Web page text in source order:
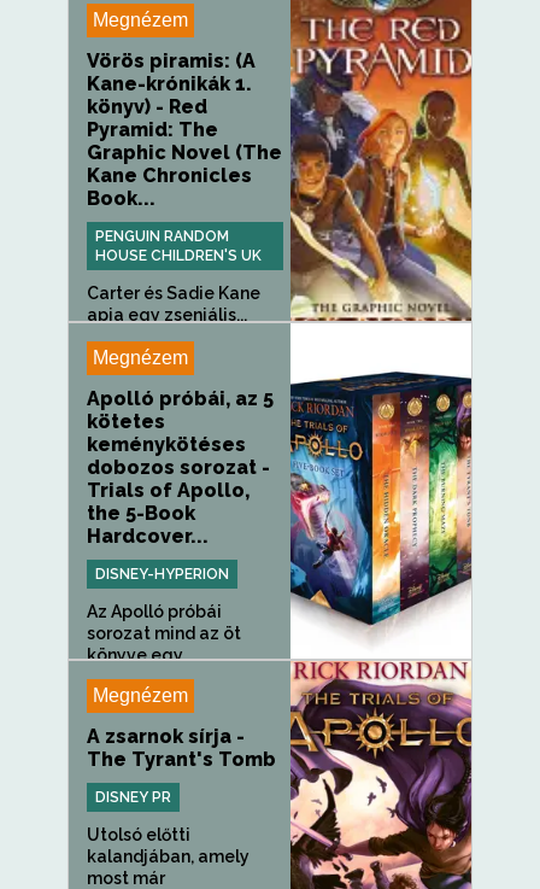
Megnézem
Vörös piramis: (A
Kane-krónikák 1.
könyv) - Red
Pyramid: The
Graphic Novel (The
Kane Chronicles
Book...
PENGUIN RANDOM
HOUSE CHILDREN'S UK
Carter és Sadie Kane
apja egy zseniális...
Megnézem
Apolló próbái, az 5
kötetes
keménykötéses
dobozos sorozat -
Trials of Apollo,
the 5-Book
Hardcover...
DISNEY-HYPERION
Az Apolló próbái
sorozat mind az öt
könyve egy...
Megnézem
A zsarnok sírja -
The Tyrant's Tomb
DISNEY PR
Utolsó előtti
kalandjában, amely
most már